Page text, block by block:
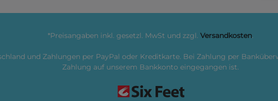
*Preisangaben inkl. gesetzl. MwSt und zzgl. Versandkosten.
und Zahlungen per PayPal oder Kreditkarte. Bei Zahlung per
Zahlung auf unserem Bankkonto eingegangen ist.